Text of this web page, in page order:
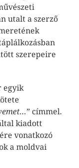
utalt a szerző
szerepeire
egyik
” címmel.
kiadott
vonatkozó
a moldvai